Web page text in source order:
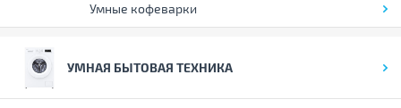
Умные кофеварки
УМНАЯ БЫТОВАЯ ТЕХНИКА